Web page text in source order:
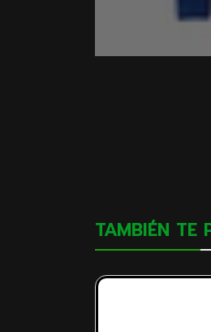
TAMBIÉN TE